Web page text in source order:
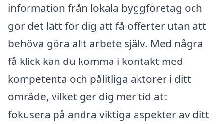
information från lokala byggföretag och
gör det lätt för dig att få offerter utan att
behöva göra allt arbete själv. Med några
få klick kan du komma i kontakt med
kompetenta och pålitliga aktörer i ditt
område, vilket ger dig mer tid att
fokusera på andra viktiga aspekter av ditt